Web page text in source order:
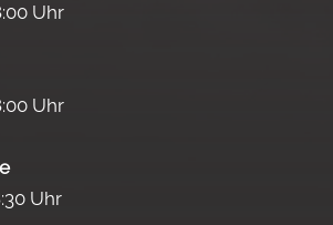
Uhr
Uhr
Uhr